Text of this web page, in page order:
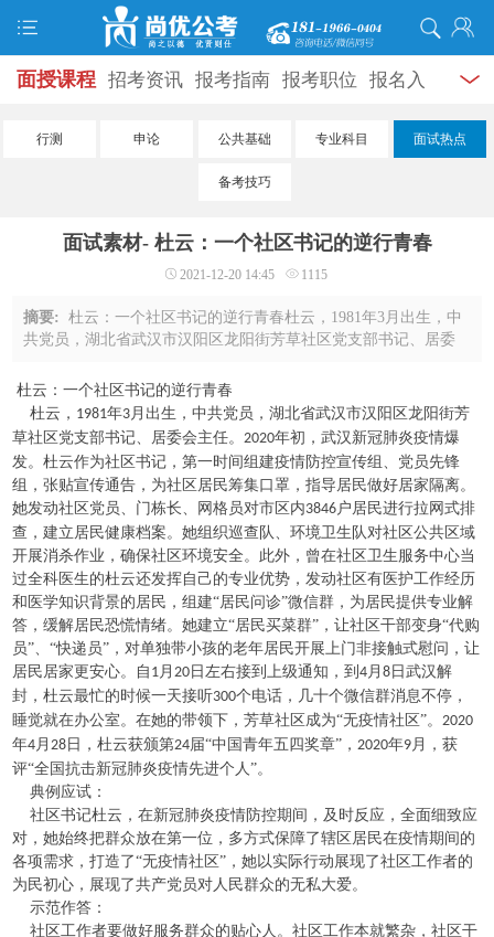
面授课程 招考资讯 报考指南 报考职位 报名入
打准考证 成绩查询 面试公告 录用公示 辅导
考试题库 模拟试题
行测 申论 公共基础 专业科目 面试热点
备考技巧
面试素材- 杜云：一个社区书记的逆行青春
2021-12-20 14:45 1115
摘要:杜云：一个社区书记的逆行青春杜云，1981年3月出生，中
共党员，湖北省武汉市汉阳区龙阳街芳草社区党支部书记、居委
记，第一时间组建疫情防控宣传组、党员先 ...
杜云：一个社区书记的逆行青春
杜云， 1981年3月出生，中共党员，湖北省武汉市汉阳区龙阳街芳
草社区党支部书记、居委会主任。2020年初，武汉新冠肺炎疫情爆
发。杜云作为社区书记，第一时间组建疫情防控宣传组、党员先锋
组，张贴宣传通告，为社区居民筹集口罩，指导居民做好居家隔离。
她发动社区党员、门栋长、网格员对市区内3846户居民进行拉网式排
查，建立居民健康档案。她组织巡查队、环境卫生队对社区公共区域
开展消杀作业，确保社区环境安全。此外，曾在社区卫生服务中心当
过全科医生的杜云还发挥自己的专业优势，发动社区有医护工作经历
和医学知识背景的居民，组建“居民问诊”微信群，为居民提供专业解
答，缓解居民恐慌情绪。她建立“居民买菜群”，让社区干部变身“代购
员”、“快递员”，对单独带小孩的老年居民开展上门非接触式慰问，让
居民居家更安心。自 1月20 日左右接到上级通知，到4月8 日武汉解
封，杜云最忙的时候一天接听300个电话，几十个微信群消息不停，
睡觉就在办公室。在她的带领下，芳草社区成为“无疫情社区”。2020
年4月28 日，杜云获颁第24届“中国青年五四奖章”，2020年9月，获
评“全国抗击新冠肺炎疫情先进个人”。
典例应试：
社区书记杜云，在新冠肺炎疫情防控期间，及时反应，全面细致应
对，她始终把群众放在第一位，多方式保障了辖区居民在疫情期间的
各项需求，打造了“无疫情社区”，她以实际行动展现了社区工作者的
为民初心，展现了共产党员对人民群众的无私大爱。
示范作答：
社区工作者要做好服务群众的贴心人。社区工作本就繁杂，社区干